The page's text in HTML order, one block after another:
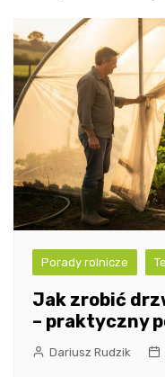
Porady rolnicze
Jak zrobić
– praktyczny
Dariusz Rudzik